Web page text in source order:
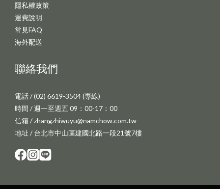
隱私權政策
運費說明
常見FAQ
海外配送
聯絡我們
電話 / (02) 6619-3504 (專線)
時間 / 週一至週五 09：00-17：00
信箱 / zhangzhiwuyu@namchow.com.tw
地址 / 台北市中山區建國北路一段21號7樓